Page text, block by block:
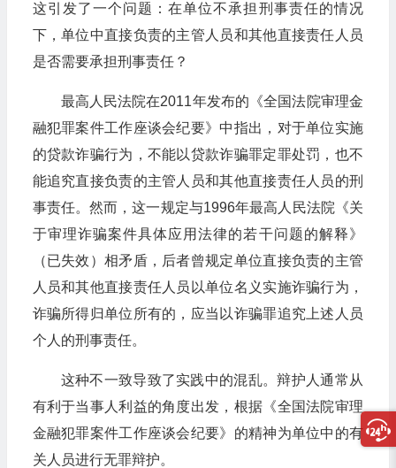
这引发了一个问题：在单位不承担刑事责任的情况
下，单位中直接负责的主管人员和其他直接责任人员
是否需要承担刑事责任？
最高人民法院在2011年发布的《全国法院审理金
融犯罪案件工作座谈会纪要》中指出，对于单位实施
的贷款诈骗行为，不能以贷款诈骗罪定罪处罚，也不
能追究直接负责的主管人员和其他直接责任人员的刑
事责任。然而，这一规定与1996年最高人民法院《关
于审理诈骗案件具体应用法律的若干问题的解释》
（已失效）相矛盾，后者曾规定单位直接负责的主管
人员和其他直接责任人员以单位名义实施诈骗行为，
诈骗所得归单位所有的，应当以诈骗罪追究上述人员
个人的刑事责任。
这种不一致导致了实践中的混乱。辩护人通常从
有利于当事人利益的角度出发，根据《全国法院审理
金融犯罪案件工作座谈会纪要》的精神为单位中的有
关人员进行无罪辩护。